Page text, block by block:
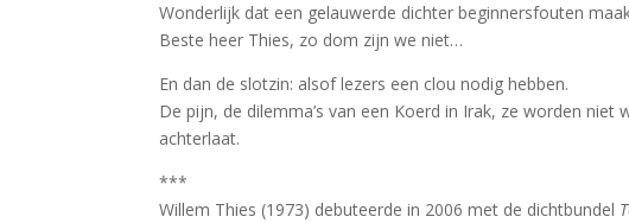
Wonderlijk dat een gelauwerde dichter beginnersfouten
Beste heer Thies, zo dom zijn we niet…
En dan de slotzin: alsof lezers een clou nodig hebben.
De pijn, de dilemma’s van een Koerd in Irak, ze worden
achterlaat.
***
Willem Thies (1973) debuteerde in 2006 met de dichtbundel